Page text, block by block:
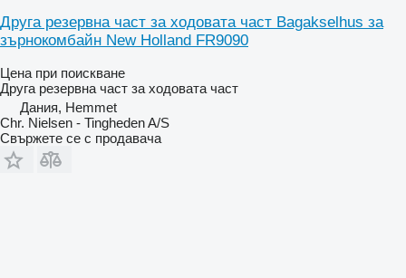
Друга резервна част за ходовата част Bagakselhus за
зърнокомбайн New Holland FR9090
Цена при поискване
Друга резервна част за ходовата част
Дания, Hemmet
Chr. Nielsen - Tingheden A/S
Свържете се с продавача